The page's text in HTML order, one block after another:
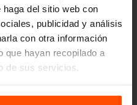
del sitio web con
publicidad y análisis
con otra información
que hayan recopilado a
de sus servicios.
Principles Relating to the